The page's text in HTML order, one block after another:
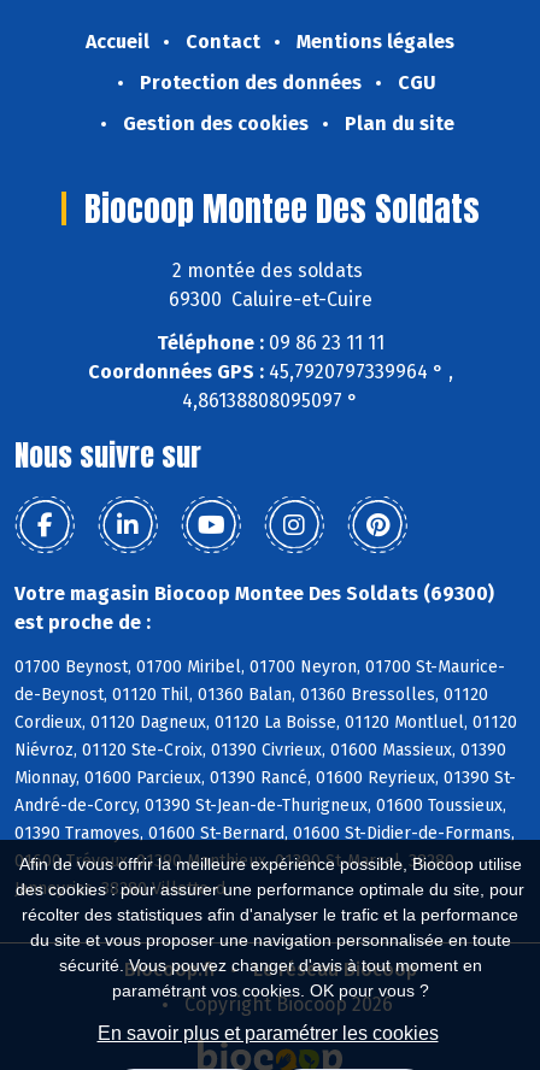
Afin de vous offrir la meilleure expérience possible, Biocoop utilise
des cookies : pour assurer une performance optimale du site, pour
récolter des statistiques afin d'analyser le trafic et la performance
du site et vous proposer une navigation personnalisée en toute
sécurité. Vous pouvez changer d'avis à tout moment en
paramétrant vos cookies. OK pour vous ?
En savoir plus et paramétrer les cookies
Accueil Contact
Mentions légales
Protection des données
CGU
Gestion des cookies
Plan du site
Biocoop Montee Des Soldats
2 montée des soldats
69300 Caluire-et-Cuire
Téléphone :09 86 23 11 11
Coordonnées GPS :45,7920797339964 ° ,
4,86138808095097 °
Nous suivre sur
Votre magasin Biocoop Montee Des Soldats (69300)
est proche de :
01700 Beynost, 01700 Miribel, 01700 Neyron, 01700 St-Maurice-
de-Beynost, 01120 Thil, 01360 Balan, 01360 Bressolles, 01120
Cordieux, 01120 Dagneux, 01120 La Boisse, 01120 Montluel, 01120
Niévroz, 01120 Ste-Croix, 01390 Civrieux, 01600 Massieux, 01390
Mionnay, 01600 Parcieux, 01390 Rancé, 01600 Reyrieux, 01390 St-
André-de-Corcy, 01390 St-Jean-de-Thurigneux, 01600 Toussieux,
01390 Tramoyes, 01600 St-Bernard, 01600 St-Didier-de-Formans,
01600 Trévoux, 01390 Monthieux, 01390 St-Marcel, 38280
Janneyrias, 38280 Villette-d
Biocoop.fr
Le réseau Biocoop
Copyright Biocoop 2026